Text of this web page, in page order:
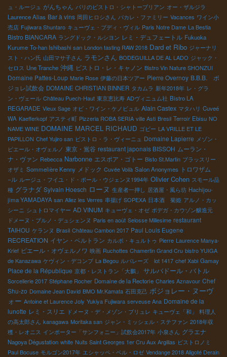
ュ・ルージュ がんちゃん パリのビストロ・シャトーブリアン オー・ザルジラ
Laurence Alias Bar à vins 岡田ヒロシさん パカレ・ファミリー Vacances ワイン小
売店 Fujiwara Shuntaro キューヴェ・ブディ・ヴィル Paris Notre Dame La Bestia
Bistro BIANCARA ラングドック・ルシヨン レミ・デュフェートル Fukuoka
Kurume To-han Ishibashi san London tasting RAW 2018 Dard et Ribo ジャーナリ
スト・ハン氏 山田マサ子さん ラモンさん BODEGUILLA DE AL LADO ジャック・
セロス Une Tranche 沖縄 ビストロ・レ・キャノン Bistro Vin Nature SHONZUI
Domaine Pattes-Loup Marie Rose 伊藤の日本ツアー Pierre Overnoy B.B.B. ボ
ジョレ試飲会 DOMAINE CHRISTIAN BINNER タカムラ 新年2018年 レ・グラ
ン・ヴェール Château Puech-Haut 東京恵比寿 ADヴィニュム社 Bistro LA
REGARADE Vieux Sage オビ・ワイン・ケノビュル Alain Castex マタハリ Cuveé
WA Kaefferkopf アスティ町 Pizzeria ROBA SERIA ville Asti Bresil Terroir Ebisu NO
NAME WINE DOMAINE MARCEL RICHAUD ゴビー LA VRILLE ET LE
PAPILLON Chef Yujiro san ビストロ・ラ・ヴィーニュ Domaine Lapierre メゾン・
ピエール・オヴェルノ 東京・鴬谷 restaurant japonais BISSOH ムーラン・
ナ・ヴァン Rebecca Narbonne エスポア・ゴトー Bisto St.Martin ブラッスリー
オザミ Sommelière Kenny メドック Cuvée Voilà Salon Anonymes トロワザム
−ル ルージュ・フイユ・ド・ポール・ウジェンヌ1994年 Olivier Cohen スモール品
種 グラナダ Sylvain Hoesch ローヌ 生産者一押し 居酒屋・風ら坊 Hachijou-
jima YAMADAYA san Allez les Verres 串揚げ SOPEXA 日本酒 菊姫 アルノ・カッ
シーニ シュトロマイヤー AD VINUM キューヴェ・オゼ ボデガ・カウゾン醸造元
ドメーヌ・ブルノ・デュシェンヌ Paris en août Selosse Millesime restaurant
TAIHOU ケランヌ Brasil Château Cambon 2017 Paul Louis Eugene
RECREATION イヤン・ベルトラン カルボ・キュルトゥ Pierre Laurence Manya-
Krief ピエール・オヴェルノワ 映画 Ruchottes Chamertin Grand Cru bistro YUIGA
de Kanazawa ケヴィン・デコンブ La Begou ルバレーズ lot 1417 chef Xabi Gamay
Place de la République 京都・レストラン「大鵬」 サルバドール・バトル
Sorcellerie 2017 Stéphane Rocher Domaine de la Rectorie Charles Aznavour Chef
Shu-zo Domaine Jean David BMO Mr.Kamata 石田克己 ボジョレー・ヌーヴ
ォー Antoine et Laurence Joly Yukiya Fujiwara serveuse Ana Domaine de la
lunotte レミ・スリエ ドメーヌ・デ・メゾン・ブリュレ キューヴェ「和」
料理人
の高太郎さん kanagawa Moritaka san ジャン・ミッシェル・ステファン 2018年収
穫・レオニス インポーター「サンフォニー」試飲会2017年 小泉さん グラエナ
Nagoya Dégustation white Nuits Saint Georges 1er Cru Aux Argillas ビストロノミ
Paul Bocuse モルゴン2017年 エシャッペ・ベル・ロゼ Vendange 2018 Aligoté Derain